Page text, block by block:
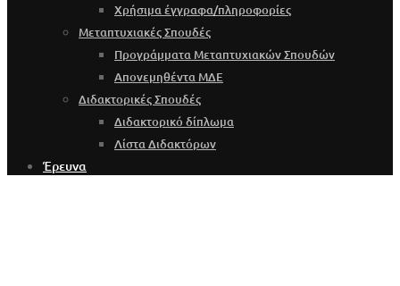
Χρήσιμα έγγραφα/πληροφορίες
Μεταπτυχιακές Σπουδές
Προγράμματα Μεταπτυχιακών Σπουδών
Απονεμηθέντα ΜΔΕ
Διδακτορικές Σπουδές
Διδακτορικό δίπλωμα
Λίστα Διδακτόρων
Έρευνα